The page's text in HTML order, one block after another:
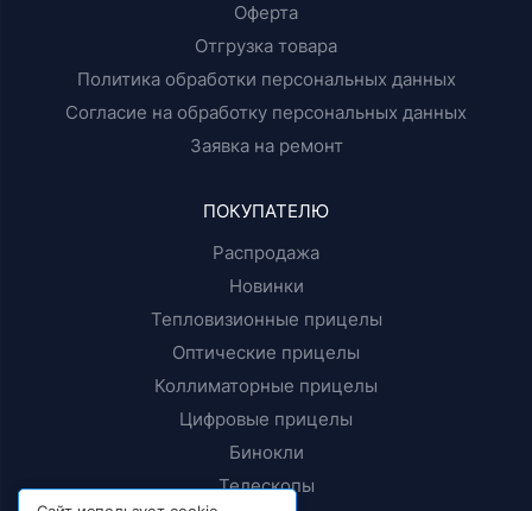
Оферта
Отгрузка товара
Политика обработки персональных данных
Согласие на обработку персональных данных
Заявка на ремонт
ПОКУПАТЕЛЮ
Распродажа
Новинки
Тепловизионные прицелы
Оптические прицелы
Коллиматорные прицелы
Цифровые прицелы
Бинокли
Телескопы